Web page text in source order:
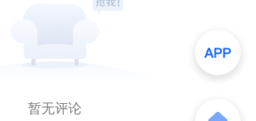
暂无评论